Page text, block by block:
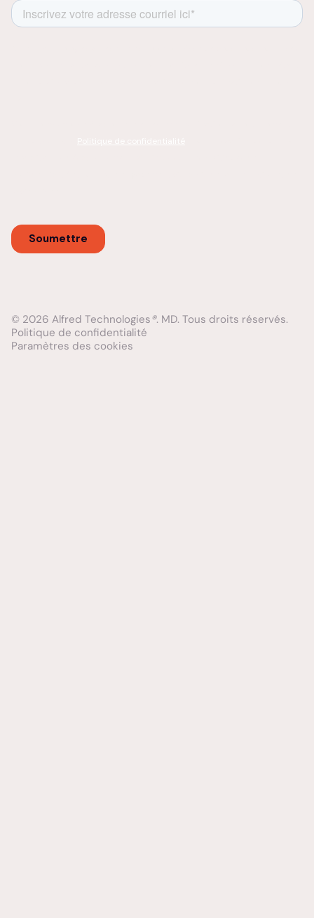
© 2026 Alfred Technologies®. MD. Tous droits réservés.
Politique de confidentialité
Paramètres des cookies